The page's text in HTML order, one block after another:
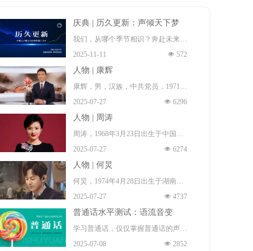
庆典 | 历久更新：声倾天下梦
我们，从哪个季节相识？奔赴未来！
这一程夏冬往复，风月浸染群山与长
河。遍经天光夜色，梦想永远年轻。
而热爱，更新。
声倾天下播音主持网梦想十九年：历
久更新！
넶 572
2025-11-11
人物 | 康辉
康辉，男，汉族，中共党员，1971年
1月17日出生 （一说，1972年出
生 ），祖籍中国河北省石家庄市无
极县 ，本科毕业于中国传媒大学播
播电视学专业。中国内地节目主持
人、新闻播音员、央视新闻中心新闻
播音部主任 ，中共十九大、二十大
代表 。
넶 6296
2025-07-27
人物 | 周涛
周涛，1968年3月23日出生于中国安
徽省淮南市田家庵区 ，毕业于北京
广播学院（现中国传媒大学），硕士
研究生 ，中国著名女主持人、导
殊津贴”享受者、中宣部“四个一
넶 6274
2025-07-27
人物 | 何炅
何炅，1974年4月28日出生于湖南省
长沙市雨花区，中国内地男主持人、
演员、歌手、导演、作家。
넶 4737
2025-07-27
普通话水平测试：语流音变
学习普通话，仅仅掌握普通话的声
母、韵母和声调是不够的。因为我们
넶 2852
2025-07-08